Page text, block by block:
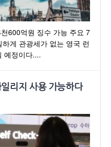
600억원 징수 가능 주요 7
게 관광세가 없는 영국 런
예정이다....
리지 사용 가능하다